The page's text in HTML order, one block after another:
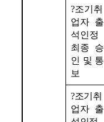
?조기취
업자 출
석인정
최종 승
인 및 통
보
?조기취
업자 출